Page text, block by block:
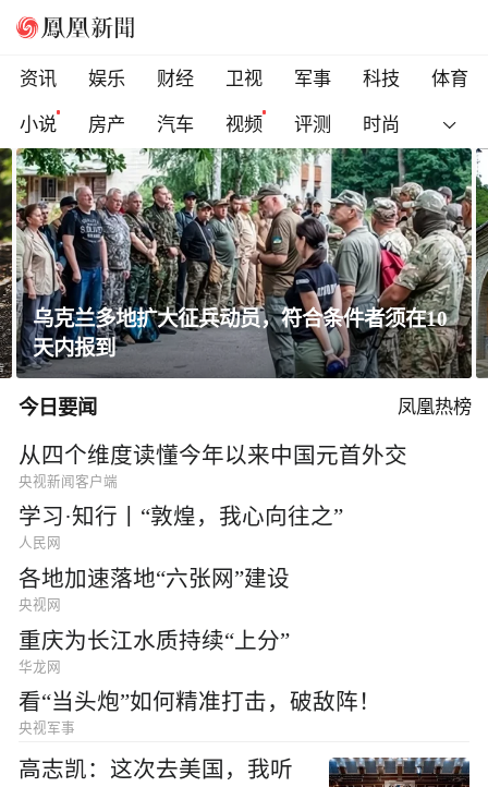
资讯 娱乐 财经 卫视 军事 科技
体育
小说
房产 汽车 视频 评测 时尚
征兵动员，符合条件者须在10
黄土高原窑洞
太绝了！
今日要闻 凤凰热榜
从四个维度读懂今年以来中国元首外交
央视新闻客户端
学习·知行丨“敦煌，我心向往之”
人民网
各地加速落地“六张网”建设
央视网
重庆为长江水质持续“上分”
华龙网
看“当头炮”如何精准打击，破敌阵！
央视军事
高志凯：这次去美国，我听